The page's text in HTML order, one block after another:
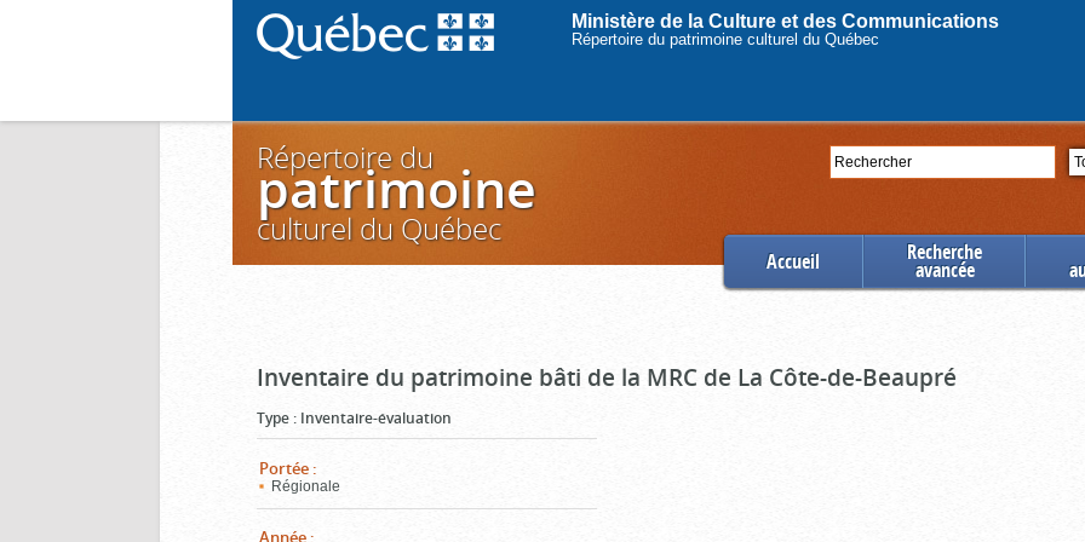
Ministère de la Culture et des Communications
Répertoire du patrimoine culturel du Québec
Rechercher
Répertoire du
patrimoine
culturel du Québec
Accueil Recherche
avancée
Inventaire du patrimoine bâti de la MRC de La Côte-de-Beaupré
Type : Inventaire-évaluation
Portée :
Régionale